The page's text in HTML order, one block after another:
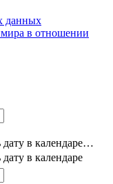
данных
в отношении
…